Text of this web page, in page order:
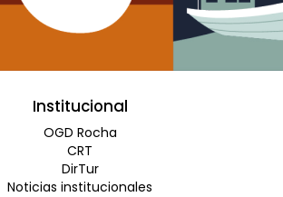
Institucional
OGD Rocha
CRT
DirTur
Noticias institucionales